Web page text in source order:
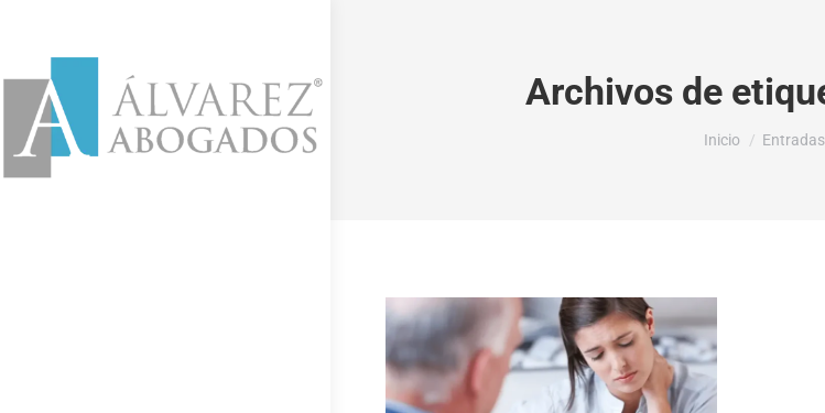
Archivos de
Estás aquí:
Inicio